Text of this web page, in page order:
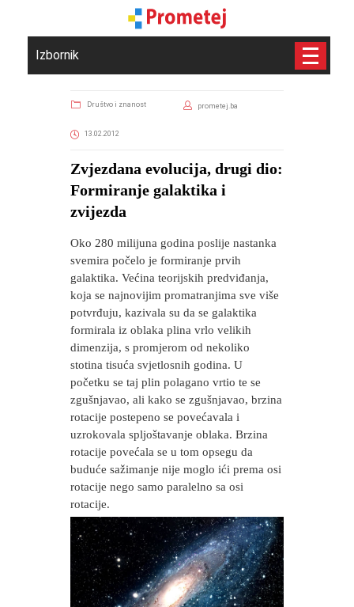
Izbornik
Društvo i znanost prometej.ba
13.02.2012
Zvjezdana evolucija, drugi dio:
Formiranje galaktika i
zvijezda
Oko 280 milijuna godina poslije nastanka
svemira počelo je formiranje prvih
galaktika. Većina teorijskih predviđanja,
koja se najnovijim promatranjima sve više
potvrđuju, kazivala su da se galaktika
formirala iz oblaka plina vrlo velikih
dimenzija, s promjerom od nekoliko
stotina tisuća svjetlosnih godina. U
početku se taj plin polagano vrtio te se
zgušnjavao, ali kako se zgušnjavao, brzina
rotacije postepeno se povećavala i
uzrokovala spljoštavanje oblaka. Brzina
rotacije povećala se u tom opsegu da
buduće sažimanje nije moglo ići prema osi
rotacije nego samo paralelno sa osi
rotacije.